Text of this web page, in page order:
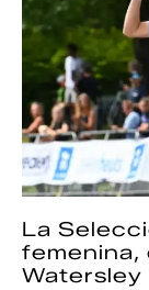
La
femenina,
Watersley